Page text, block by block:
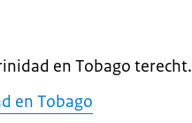
en Tobago terecht.
en Tobago